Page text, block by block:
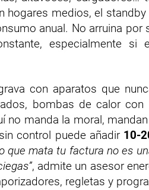
hogares medios, el
anual. No arruina por
especialmente
con aparatos que
bombas de calor con
no manda la moral,
control puede añadir 10-
que mata tu factura no es
, admite un asesor
regletas y